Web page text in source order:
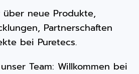
über neue Produkte,
Partnerschaften
bei Puretecs.